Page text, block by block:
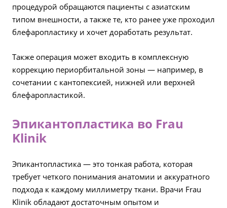
процедурой обращаются пациенты с азиатским
типом внешности, а также те, кто ранее уже проходил
блефаропластику и хочет доработать результат.
Также операция может входить в комплексную
коррекцию периорбитальной зоны — например, в
сочетании с кантопексией, нижней или верхней
блефаропластикой.
Эпикантопластика во Frau
Klinik
Эпикантопластика — это тонкая работа, которая
требует четкого понимания анатомии и аккуратного
подхода к каждому миллиметру ткани. Врачи Frau
Klinik обладают достаточным опытом и